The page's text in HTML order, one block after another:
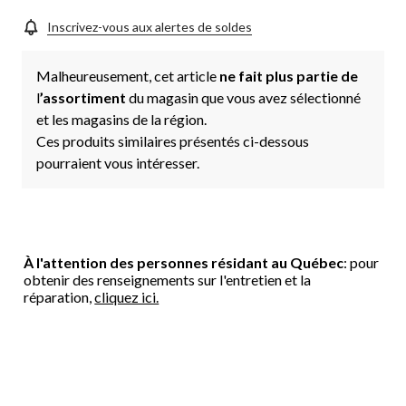
Inscrivez-vous aux alertes de soldes
Malheureusement, cet article ne fait plus partie de
l’assortiment du magasin que vous avez sélectionné
et les magasins de la région.
Ces produits similaires présentés ci-dessous
pourraient vous intéresser.
À l'attention des personnes résidant au Québec: pour
obtenir des renseignements sur l'entretien et la
réparation,cliquez ici.